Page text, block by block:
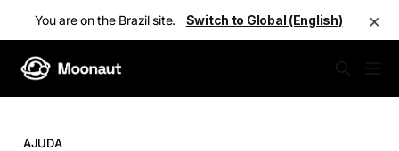
You are on the Brazil site. Switch to Global (English) ×
AJUDA